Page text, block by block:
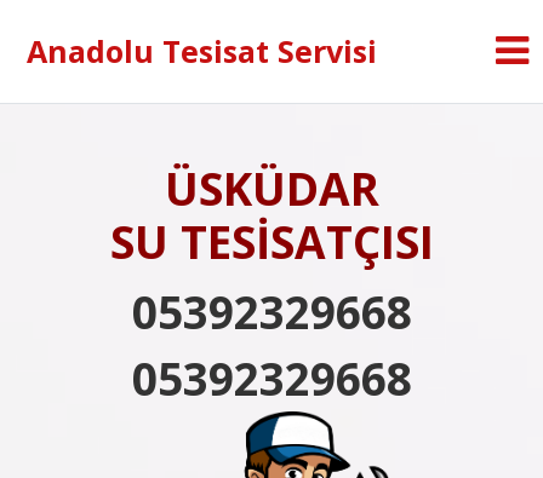
Anadolu Tesisat Servisi
ÜSKÜDAR
SU TESİSATÇISI
05392329668
05392329668